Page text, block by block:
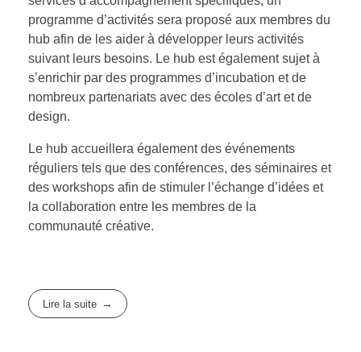
programme d’activités sera proposé aux membres du
hub afin de les aider à développer leurs activités
suivant leurs besoins. Le hub est également sujet à
s’enrichir par des programmes d’incubation et de
nombreux partenariats avec des écoles d’art et de
design.
Le hub accueillera également des événements
réguliers tels que des conférences, des séminaires et
des workshops afin de stimuler l’échange d’idées et
la collaboration entre les membres de la
communauté créative.
Lire la suite